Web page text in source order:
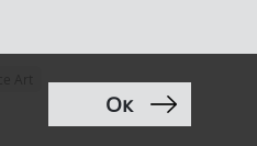
Ок
12+